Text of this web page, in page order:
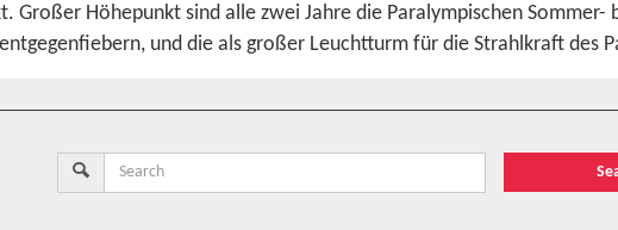
Großer Höhepunkt sind alle zwei Jahre die Paralympischen
und die als großer Leuchtturm für die Strahlkraft des